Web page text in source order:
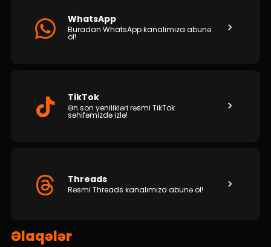
WhatsApp
Buradan WhatsApp kanalımıza abunə
ol!
TikTok
Ən son yenilikləri rəsmi TikTok
səhifəmizdə izlə!
Threads
Rəsmi Threads kanalımıza abunə ol!
Əlaqələr